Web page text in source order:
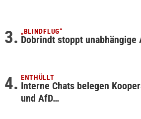
„BLINDFLUG“
Dobrindt stoppt unabhängige
ENTHÜLLT
Interne Chats belegen
und AfD…